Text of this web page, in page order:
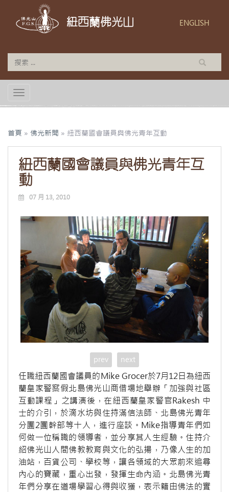
紐西蘭佛光山 ENGLISH
TOGGLE NAVIGATION
首頁 » 佛光新聞 » 紐西蘭國會議員與佛光青年互動
紐西蘭國會議員與佛光青年互
動
07 月 13, 2010
prev next
任職紐西蘭國會議員的Mike Grocer於7月12日為紐西
蘭皇家警察假北島佛光山商借場地舉辦「加強與社區
互動課程」之講演後，在紐西蘭皇家警官Rakesh 中
士的介引，於滴水坊與住持滿信法師、北島佛光青年
分團2團幹部等十人，進行座談。Mike指導青年們如
何做一位稱職的領導者，並分享其人生經驗。住持介
紹佛光山人間佛教教育與文化的弘揚，乃像人生的加
油站，百貨公司、學校等，讓各領域的大眾前來追尋
內心的寶藏，重心出發，發揮生命內涵。北島佛光青
年們分享在道場學習心得與收獲，表示籍由佛法的實